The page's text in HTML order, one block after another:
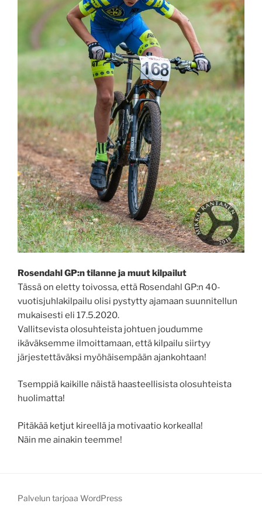
Rosendahl GP:n tilanne ja muut kilpailut
Tässä on eletty toivossa, että Rosendahl GP:n 40-
vuotisjuhlakilpailu olisi pystytty ajamaan suunnitellun
mukaisesti eli 17.5.2020.
Vallitsevista olosuhteista johtuen joudumme
ikäväksemme ilmoittamaan, että kilpailu siirtyy
järjestettäväksi myöhäisempään ajankohtaan!
Tsemppiä kaikille näistä haasteellisista olosuhteista
huolimatta!
Pitäkää ketjut kireellä ja motivaatio korkealla!
Näin me ainakin teemme!
Palvelun tarjoaa WordPress